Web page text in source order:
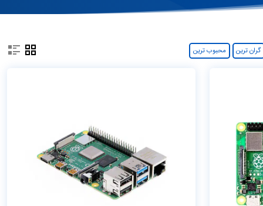
گران ترین محبوب ترین